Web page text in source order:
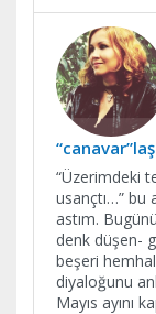
“Üzerimdeki
usançtı…” bu
astım.
denk düşen-
beşeri
diyaloğunu
Mayıs ayını